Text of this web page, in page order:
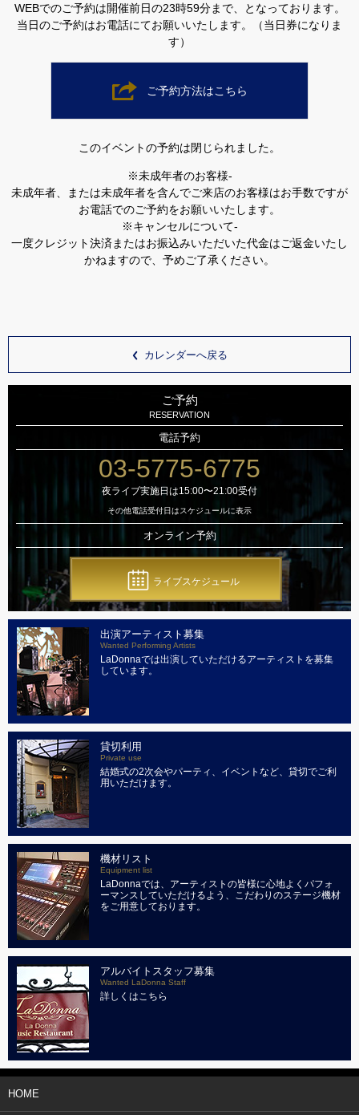
WEBでのご予約は開催前日の23時59分まで、となっております。
当日のご予約はお電話にてお願いいたします。（当日券になりま
す）
ご予約方法はこちら
このイベントの予約は閉じられました。
※未成年者のお客様-
未成年者、または未成年者を含んでご来店のお客様はお手数ですが
お電話でのご予約をお願いいたします。
※キャンセルについて-
一度クレジット決済またはお振込みいただいた代金はご返金いたし
かねますので、予めご了承ください。
カレンダーへ戻る
ご予約
RESERVATION
電話予約
03-5775-6775
夜ライブ実施日は15:00〜21:00受付
その他電話受付日はスケジュールに表示
オンライン予約
ライブスケジュール
出演アーティスト募集
Wanted Performing Artists
LaDonnaでは出演していただけるアーティストを募集
しています。
貸切利用
Private use
結婚式の2次会やパーティ、イベントなど、貸切でご利
用いただけます。
機材リスト
Equipment list
LaDonnaでは、アーティストの皆様に心地よくパフォ
ーマンスしていただけるよう、こだわりのステージ機材
をご用意しております。
アルバイトスタッフ募集
Wanted LaDonna Staff
詳しくはこちら
HOME